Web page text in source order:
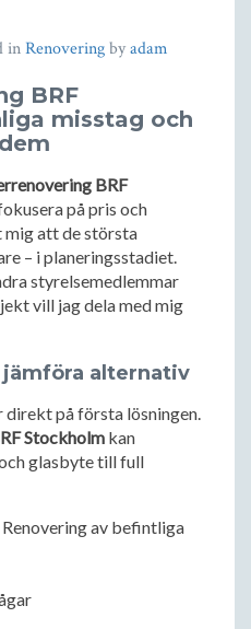
inRenoveringbyadam
BRF
misstag och
BRF
på pris och
mig att de största
– i planeringsstadiet.
styrelsemedlemmar
vill jag dela med mig
alternativ
på första lösningen.
Stockholm kan
glasbyte till full
av befintliga